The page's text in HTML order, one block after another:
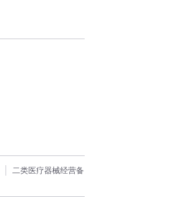
二类医疗器械经营备